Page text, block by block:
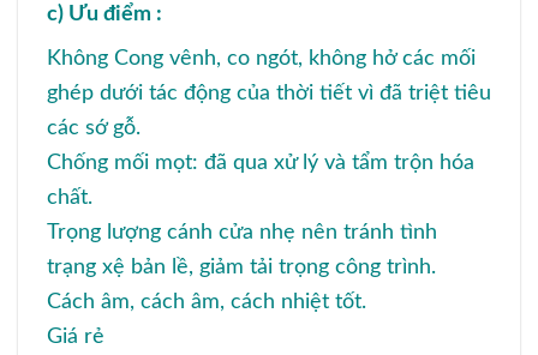
c) Ưu điểm :
Không Cong vênh, co ngót, không hở các mối
ghép dưới tác động của thời tiết vì đã triệt tiêu
các sớ gỗ.
Chống mối mọt: đã qua xử lý và tẩm trộn hóa
chất.
Trọng lượng cánh cửa nhẹ nên tránh tình
trạng xệ bản lề, giảm tải trọng công trình.
Cách âm, cách âm, cách nhiệt tốt.
Giá rẻ